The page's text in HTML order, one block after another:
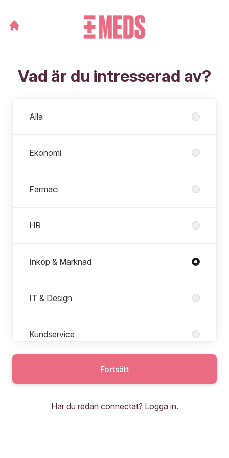
Vad är du intresserad av?
Alla
Ekonomi
Farmaci
HR
Inköp & Marknad
IT & Design
Kundservice
Fortsätt
Har du redan connectat? Logga in.